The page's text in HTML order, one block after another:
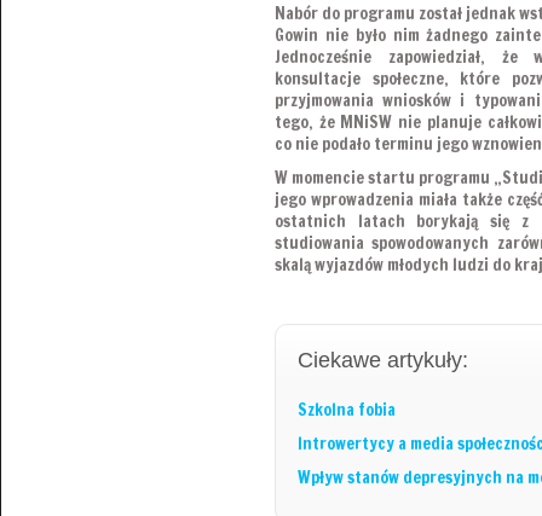
Nabór do programu został jednak
Gowin nie było nim żadnego
Jednocześnie zapowiedział,
konsultacje społeczne, które
przyjmowania wniosków i
tego, że MNiSW nie planuje
co nie podało terminu jego
W momencie startu programu
jego wprowadzenia miała także
ostatnich latach borykają się z
studiowania spowodowanych
skalą wyjazdów młodych ludzi do
Ciekawe artykuły:
Szkolna fobia
Introwertycy a media
Wpływ stanów depresyjnych na